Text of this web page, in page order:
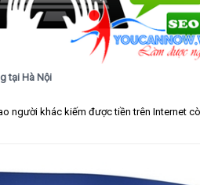
tại Hà Nội
người khác kiếm được tiền trên Internet